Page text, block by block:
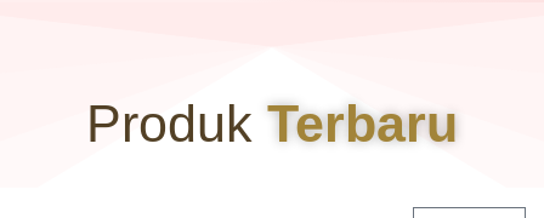
Produk Terbaru